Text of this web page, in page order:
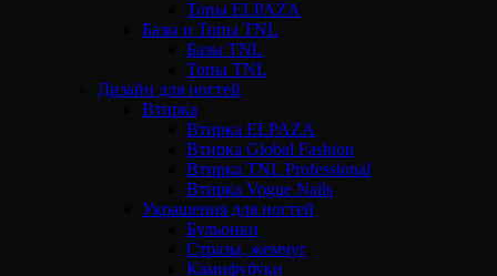
Топы ELPAZA
Базы и Топы TNL
Базы TNL
Топы TNL
Дизайн для ногтей
Втирка
Втирка ELPAZA
Втирка Global Fashion
Втирка TNL Professional
Втирка Vogue Nails
Украшения для ногтей
Бульонки
Стразы, жемчуг
Камифубуки